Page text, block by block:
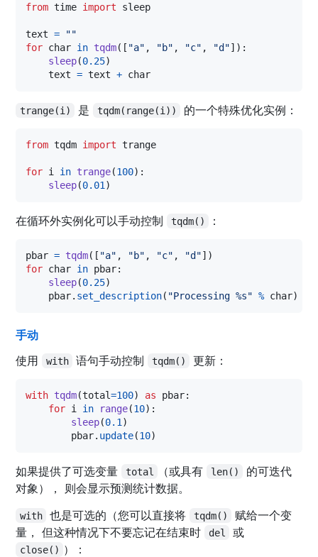
from time import sleep
text =
""
for char in tqdm([ "a" , "b" , "c" , "d"]):
sleep(0.25)
text = text + char
trange(i) 是 tqdm(range(i)) 的一个特殊优化实例：
from tqdm import trange
for i in trange(100):
sleep(0.01 )
在循环外实例化可以手动控制 tqdm() ：
pbar = tqdm([ "a" , "b" , "c" , "d"
for char in pbar:
sleep(0.25)
pbar. set_description( "Processing %s" % char)
手动
使用
with 语句手动控制 tqdm() 更新：
with tqdm(total=100) as pbar:
for i in range(10):
sleep(0.1 )
pbar. update(10)
如果提供了可选变量 total （或具有 len()
的可迭代
对象）， 则会显示预测统计数据。
with 也是可选的（您可以直接将 tqdm()
赋给一个变
量， 但这种情况下不要忘记在结束时
del 或
close() ）：